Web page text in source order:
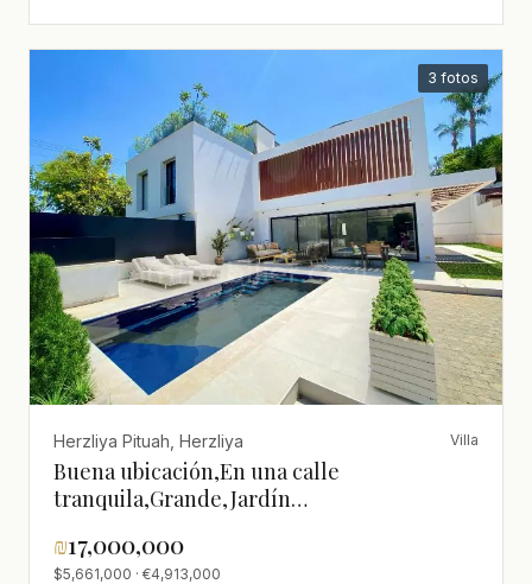
3 fotos
Herzliya Pituah, Herzliya Villa
Buena ubicación,En una calle
tranquila,Grande,Jardín
altos,Espléndido,nuevo,espacioso
₪17,000,000
$5,661,000 · €4,913,000